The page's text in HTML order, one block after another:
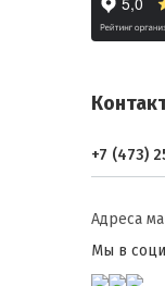
+7 (473)
Адреса
Мы в